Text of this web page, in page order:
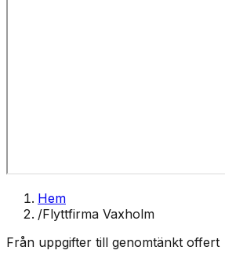
Hem
/Flyttfirma Vaxholm
Från uppgifter till genomtänkt offert